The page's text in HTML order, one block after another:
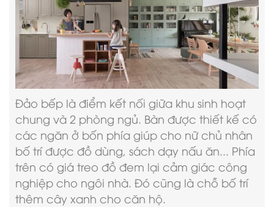
Đảo bếp là điểm kết nối giữa khu sinh hoạt
chung và 2 phòng ngủ. Bàn được thiết kế có
các ngăn ở bốn phía giúp cho nữ chủ nhân
bố trí được đồ dùng, sách dạy nấu ăn... Phía
trên có giá treo đồ đem lại cảm giác công
nghiệp cho ngôi nhà. Đó cũng là chỗ bố trí
thêm cây xanh cho căn hộ.